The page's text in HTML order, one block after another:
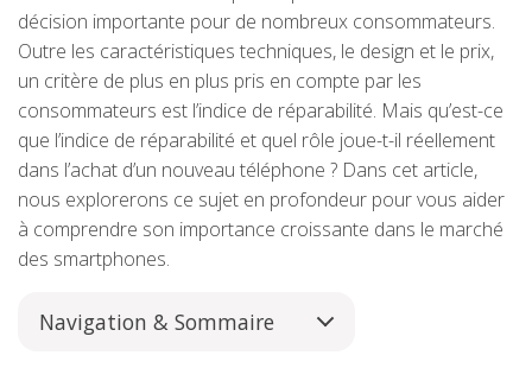
décision importante pour de nombreux consommateurs.
Outre les caractéristiques techniques, le design et le prix,
un critère de plus en plus pris en compte par les
consommateurs est l’indice de réparabilité. Mais qu’est-ce
que l’indice de réparabilité et quel rôle joue-t-il réellement
dans l’achat d’un nouveau téléphone ? Dans cet article,
nous explorerons ce sujet en profondeur pour vous aider
à comprendre son importance croissante dans le marché
des smartphones.
Navigation & Sommaire